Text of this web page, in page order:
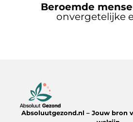
Beroemde
onvergetelijke
Absoluutgezond.nl – Jouw bron